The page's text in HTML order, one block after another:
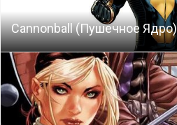
Cannonball (Пушечное Ядро)